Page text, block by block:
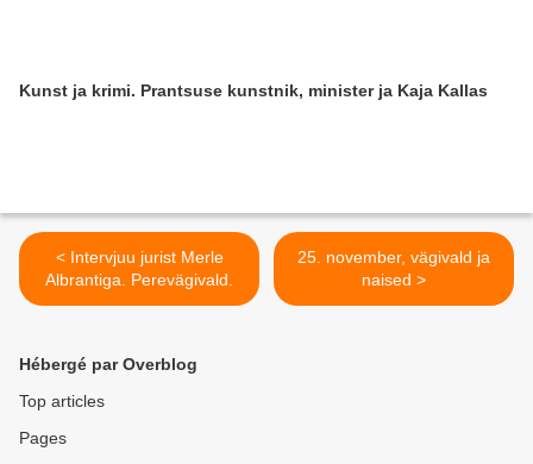
Kunst ja krimi. Prantsuse kunstnik, minister ja Kaja Kallas
< Intervjuu jurist Merle
Albrantiga. Perevägivald.
25. november, vägivald ja
naised >
Hébergé par Overblog
Top articles
Pages